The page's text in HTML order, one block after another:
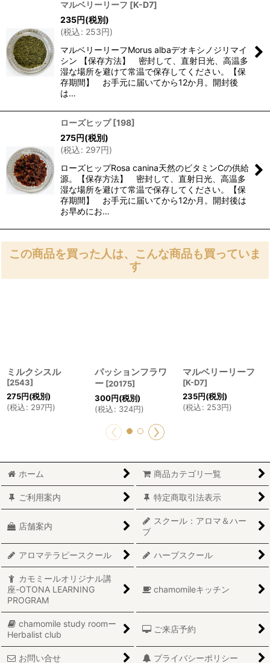
マルベリーリーフ [K-D7]
235円(税別)
(税込: 253円)
マルベリーリーフMorus albaデオキシノジリマイ
シン 【保存方法】 密封して、直射日光、高温多
湿な場所を避けて常温で保存してください。【保
存期間】 お手元に届いてから12か月。開封後
は…
ローズヒップ [198]
275円(税別)
(税込: 297円)
ローズヒップRosa canina天然のビタミンCの供給
源。【保存方法】 密封して、直射日光、高温多
湿な場所を避けて常温で保存してください。【保
存期間】 お手元に届いてから12か月。開封後は
お早めにお…
この商品を買った人は、こんな商品も買っていま
す
ミルクシスル
[2543]
275円(税別)
(税込: 297円)
パッションフラワ
ー [20175]
300円(税別)
(税込: 324円)
マルベリーリーフ
[K-D7]
235円(税別)
(税込: 253円)
ホーム 商品カテゴリ一覧
ご利用案内 特定商取引法表示
店舗案内
スクール：アロマ＆ハー
ブ
アロマテラピースクール ハーブスクール
カモミールオリジナル講
座-OTONA LEARNING
PROGRAM
chamomileキッチン
chamomile study roomー
Herbalist club
ご来店予約
お問い合せ プライバシーポリシー